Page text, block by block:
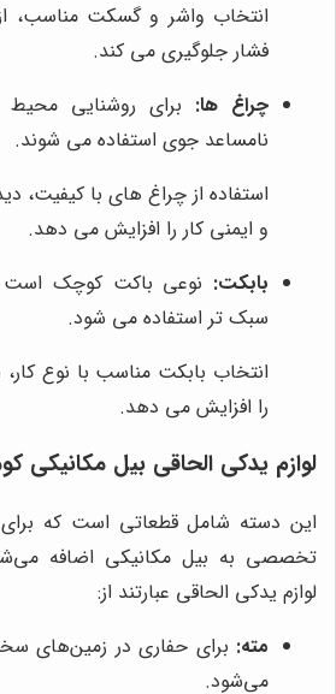
انتخاب واشر و گسکت مناسب،
فشار جلوگیری می کند.
چراغ ها: برای روشنایی
نامساعد جوی استفاده می شوند.
استفاده از چراغ های با کیفیت،
و ایمنی کار را افزایش می دهد.
بابکت: نوعی باکت کوچک است
سبک تر استفاده می شود.
انتخاب بابکت مناسب با نوع
را افزایش می دهد.
لوازم یدکی الحاقی بیل مکانیکی
این دسته شامل قطعاتی است که
تخصصی به بیل مکانیکی اضافه
لوازم یدکی الحاقی عبارتند از:
مته: برای حفاری در زمین‌های
می‌شود.